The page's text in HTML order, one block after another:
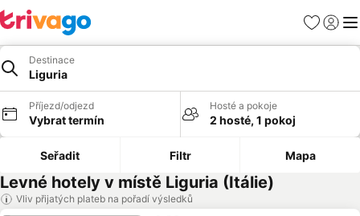
Oblíbené
Destinace
Liguria
Příjezd/odjezd
Vybrat termín
Hosté a pokoje
2 hosté, 1 pokoj
Seřadit Filtr Mapa
Levné hotely v místě Liguria (Itálie)
Vliv přijatých plateb na pořadí výsledků